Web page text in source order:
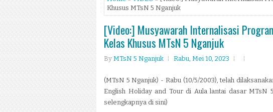
Khusus MTsN 5 Nganjuk
[Video:] Musyawarah Internalisasi
Kelas Khusus MTsN 5 Nganjuk
By MTsN 5 Nganjuk Rabu, Mei 10, 2023
(MTsN 5 Nganjuk) - Rabu (10/5/2003), telah
English Holiday and Tour di Aula lantai dasar MTsN
selengkapnya di sini)